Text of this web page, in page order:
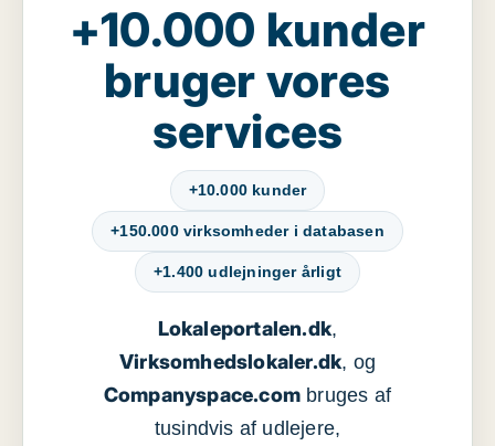
+10.000 kunder
bruger vores
services
+10.000 kunder
+150.000 virksomheder i databasen
+1.400 udlejninger årligt
Lokaleportalen.dk,
Virksomhedslokaler.dk, og
Companyspace.com bruges af
tusindvis af udlejere,